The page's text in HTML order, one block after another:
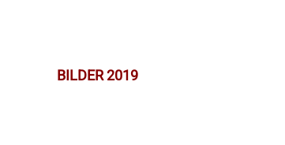
BILDER 2019